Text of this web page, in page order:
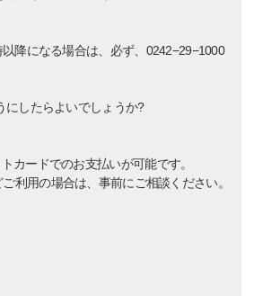
降になる場合は、必ず、0242−29−1000
にしたらよいでしょうか?
カードでのお支払いが可能です。
利用の場合は、事前にご相談ください。